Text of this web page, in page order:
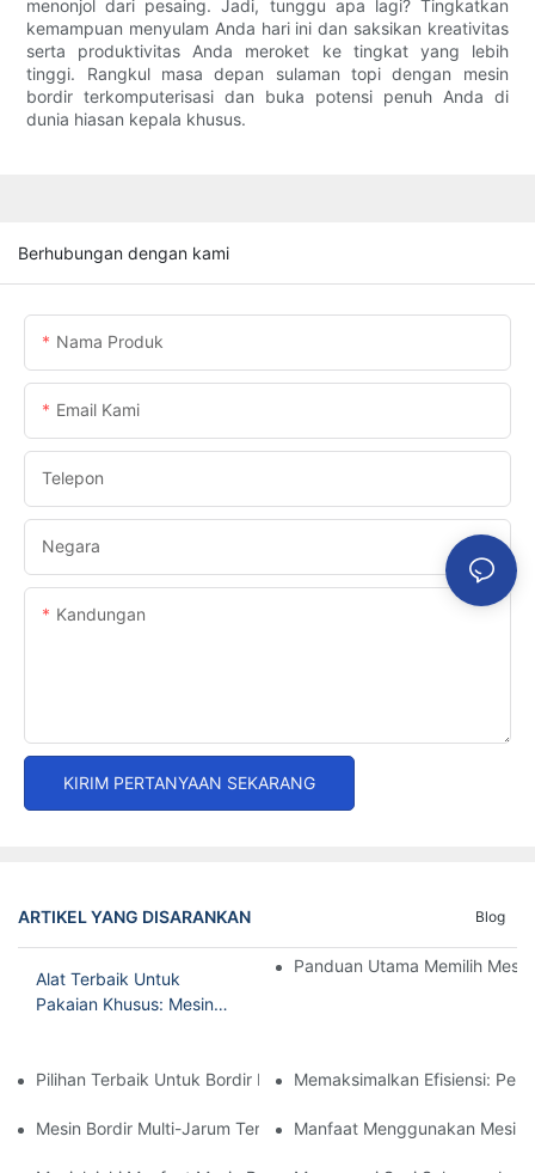
menonjol dari pesaing. Jadi, tunggu apa lagi? Tingkatkan
kemampuan menyulam Anda hari ini dan saksikan kreativitas
serta produktivitas Anda meroket ke tingkat yang lebih
tinggi. Rangkul masa depan sulaman topi dengan mesin
bordir terkomputerisasi dan buka potensi penuh Anda di
dunia hiasan kepala khusus.
Berhubungan dengan kami
Nama Produk
Email Kami
Telepon
Negara
Kandungan
KIRIM PERTANYAAN SEKARANG
ARTIKEL YANG DISARANKAN Blog
Alat Terbaik Untuk
Pakaian Khusus: Mesin
Panduan Utama Memilih
Pilihan Terbaik Untuk Bordir Rumahan: Mesin Bordir Multi
Memaksimalkan Efisiensi:
Mesin Bordir Multi-Jarum Terjangkau: Pilihan Hemat Biaya
Manfaat Menggunakan Mesin